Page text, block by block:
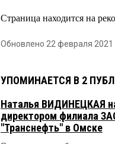
Страница находится на
Обновлено 22 февраля 2021
УПОМИНАЕТСЯ В 2
Наталья ВИДИНЕЦКАЯ
директором филиала
"Транснефть" в Омске